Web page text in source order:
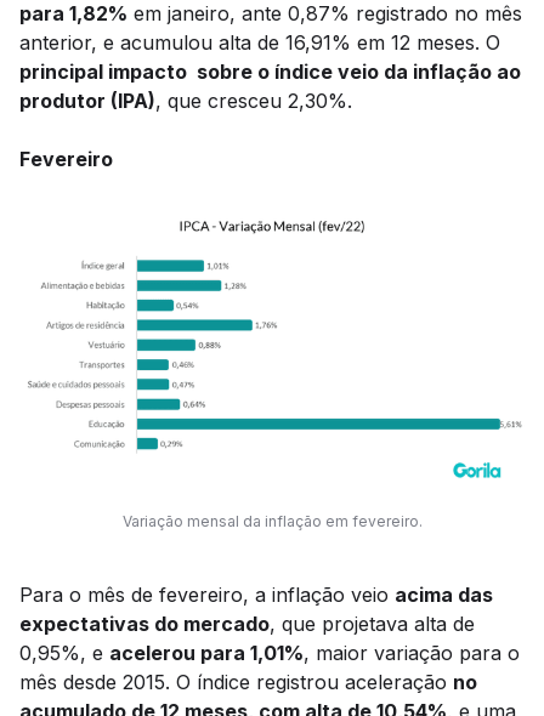
para 1,82% em janeiro, ante 0,87% registrado no mês
anterior, e acumulou alta de 16,91% em 12 meses. O
principal impacto sobre o índice veio da inflação ao
produtor (IPA), que cresceu 2,30%.
Fevereiro
Variação mensal da inflação em fevereiro.
Para o mês de fevereiro, a inflação veio acima das
expectativas do mercado, que projetava alta de
0,95%, e acelerou para 1,01%, maior variação para o
mês desde 2015. O índice registrou aceleração no
acumulado de 12 meses, com alta de 10,54%, e uma